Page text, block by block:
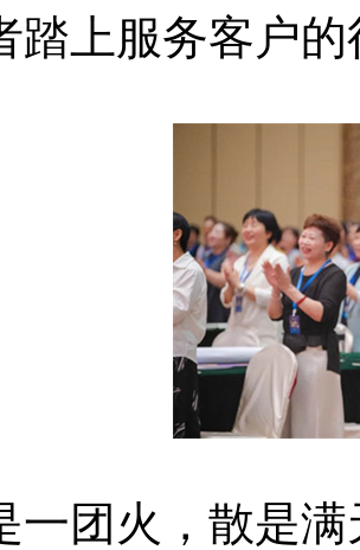
踏上服务客户的
团火，散是满